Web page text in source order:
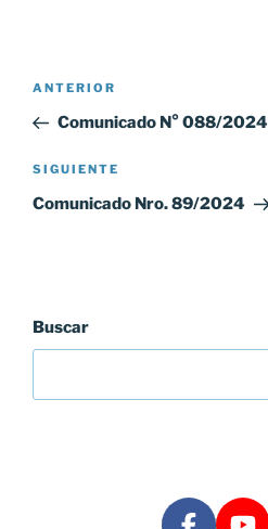
Navegación
entradas
Entrada
anterior:
ANTERIOR
Comunicado N° 088/2024
Siguiente
entrada
SIGUIENTE
Comunicado Nro. 89/2024
Buscar